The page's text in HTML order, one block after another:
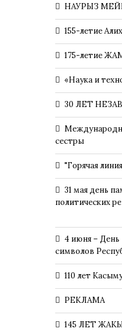
НАУРЫЗ
155-летие
175-летие
«Наука и
30 ЛЕТ
сестры
"Горячая
31 мая день
политических
4 июня – День
символов
110 лет
РЕКЛАМА
145 ЛЕТ